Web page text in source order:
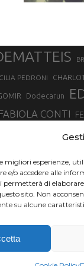
migliori esperienze,
e/o accedere alle
permetterà di
sito. Non
su alcune
PEDRONI
Dodecarun
FABIOLA CONTI
DI TORINO
MONVISO
BONALDI